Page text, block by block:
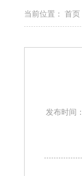
当前位置： 首页
发布时间：